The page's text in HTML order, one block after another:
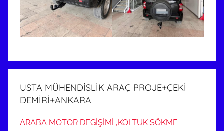
USTA MÜHENDİSLİK ARAÇ PROJE+ÇEKİ
DEMİRİ+ANKARA
ARABA MOTOR DEGİŞİMİ ,KOLTUK SÖKME